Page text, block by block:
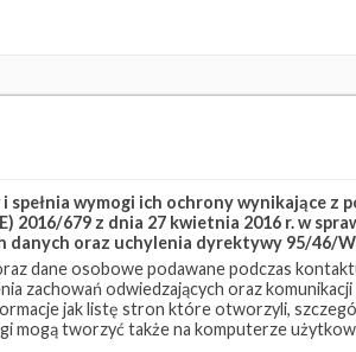
wymogi ich ochrony wynikające z
2016/679 z dnia 27 kwietnia 2016 r. w
danych oraz uchylenia dyrektywy 95/46/
dane osobowe podawane podczas
zachowań odwiedzających oraz
jak listę stron które otworzyli,
mogą tworzyć także na komputerze